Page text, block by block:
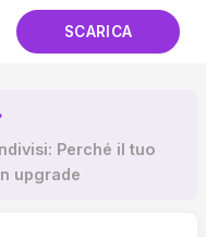
SCARICA
Perché il tuo
upgrade